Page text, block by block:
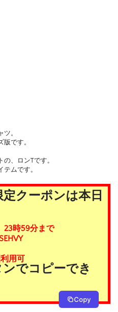
。
です。
、ロンTです。
ムです。
定クーポンは本日
23時59分まで
用可
でコピーでき
Copy